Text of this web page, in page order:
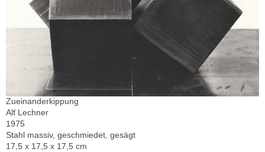
Zueinanderkippung
Alf Lechner
1975
Stahl massiv, geschmiedet, gesägt
17,5 x 17,5 x 17,5 cm